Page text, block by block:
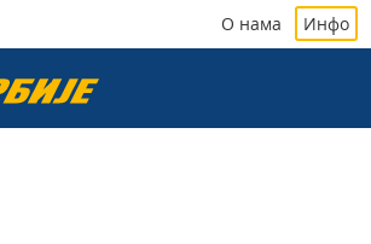
О нама Инфо